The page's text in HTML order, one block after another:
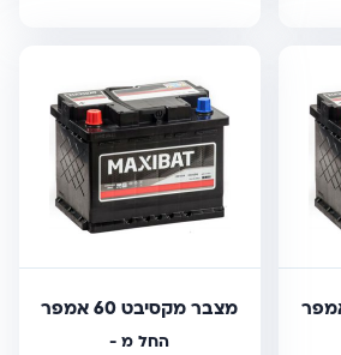
מצבר מקסיבט 60 אמפר
החל מ -